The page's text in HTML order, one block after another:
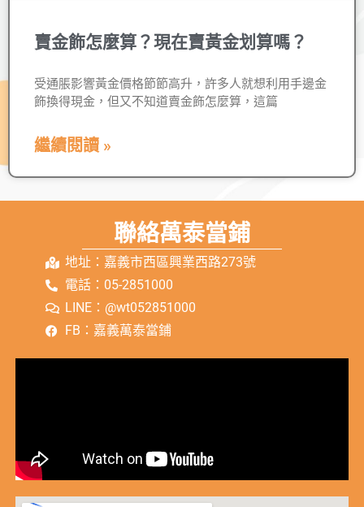
賣金飾怎麼算？現在賣黃金划算嗎？
受通脹影響黃金價格節節高升，許多人就想利用手邊金
飾換得現金，但又不知道賣金飾怎麼算，這篇
繼續閱讀 »
聯絡萬泰當鋪
地址：嘉義市西區興業西路273號
電話：05-2851000
LINE：@wt052851000
FB：嘉義萬泰當鋪